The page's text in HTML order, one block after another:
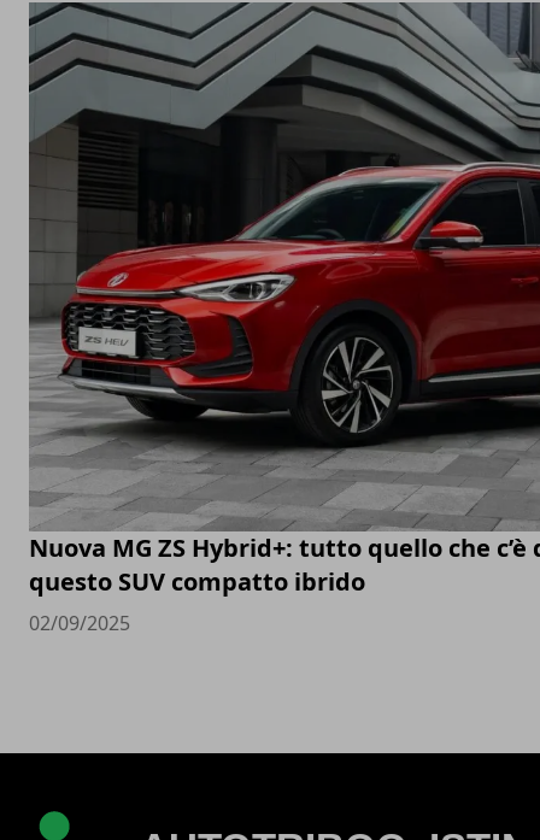
Nuova MG ZS Hybrid+: tutto quello che c’è
questo SUV compatto ibrido
02/09/2025